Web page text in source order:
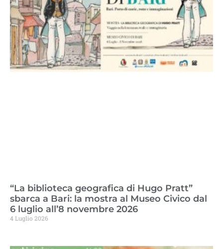
“La biblioteca geografica di Hugo Pratt”
sbarca a Bari: la mostra al Museo Civico dal
6 luglio all’8 novembre 2026
4 Luglio 2026